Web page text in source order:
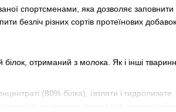
спортсменами, яка дозволяє
безліч різних сортів протеїнових
отриманий з молока. Як і інші
(80% білка), ізоляти і гидролизате.